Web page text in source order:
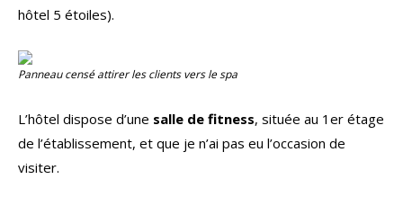
hôtel 5 étoiles).
Panneau censé attirer les clients vers le spa
L’hôtel dispose d’une salle de fitness, située au 1er étage
de l’établissement, et que je n’ai pas eu l’occasion de
visiter.